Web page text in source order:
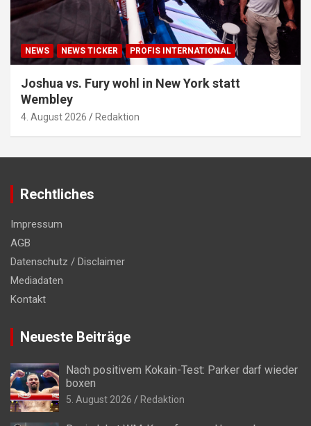
NEWS NEWS TICKER PROFIS INTERNATIONAL
Joshua vs. Fury wohl in New York statt
Wembley
4. August 2026 Redaktion
Rechtliches
Impressum
AGB
Datenschutz / Disclaimer
Mediadaten
Kontakt
Neueste Beiträge
Nach positivem Kokain-Test: Parker darf wieder
boxen
5. August 2026 Redaktion